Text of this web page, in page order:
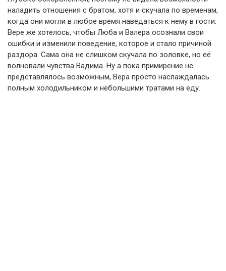
наладить отношения с братом, хотя и скучала по временам,
когда они могли в любое время наведаться к нему в гости.
Вере же хотелось, чтобы Люба и Валера осознали свои
ошибки и изменили поведение, которое и стало причиной
раздора. Сама она не слишком скучала по золовке, но её
волновали чувства Вадима. Ну а пока примирение не
представлялось возможным, Вера просто наслаждалась
полным холодильником и небольшими тратами на еду.